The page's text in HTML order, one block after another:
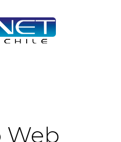
Web